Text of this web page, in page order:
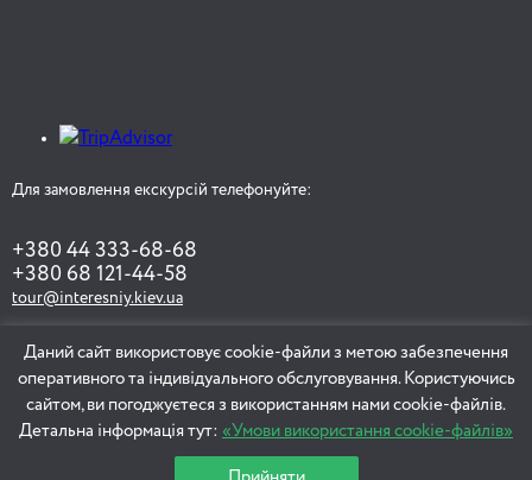
Для замовлення екскурсій телефонуйте:
+380 44 333-68-68
+380 68 121-44-58
tour@interesniy.kiev.ua
ЗАМОВИТИ ЕКСКУРСІЮ
Даний сайт використовує cookie-файли з метою забезпечення
оперативного та індивідуального обслуговування. Користуючись
сайтом, ви погоджуєтеся з використанням нами cookie-файлів.
Детальна інформація тут: «Умови використання cookie-файлів»